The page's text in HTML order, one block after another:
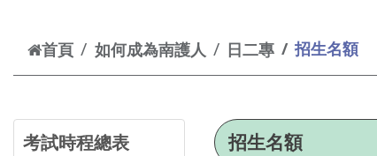
首頁 如何成為南護人 日二專 招生名額
考試時程總表 招生名額